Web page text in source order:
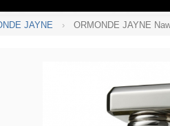
JAYNE ORMONDE JAYNE